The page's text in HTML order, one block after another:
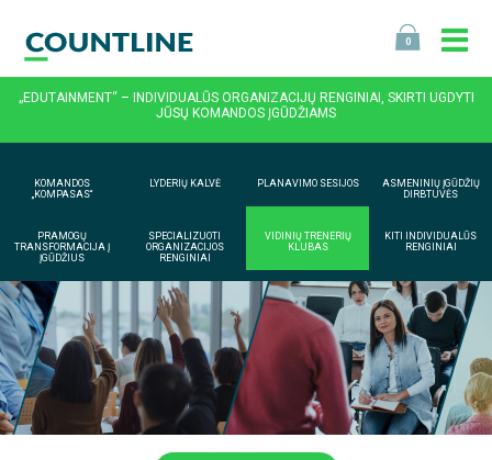
0
„EDUTAINMENT“ – INDIVIDUALŪS ORGANIZACIJŲ RENGINIAI, SKIRTI UGDYTI
JŪSŲ KOMANDOS ĮGŪDŽIAMS
KOMANDOS
„KOMPASAS“
LYDERIŲ KALVĖ PLANAVIMO SESIJOS
ASMENINIŲ ĮGŪDŽIŲ
DIRBTUVĖS
PRAMOGŲ
TRANSFORMACIJA Į
ĮGŪDŽIUS
SPECIALIZUOTI
ORGANIZACIJOS
RENGINIAI
VIDINIŲ TRENERIŲ
KLUBAS
KITI INDIVIDUALŪS
RENGINIAI